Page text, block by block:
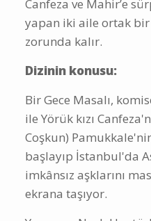
Canfeza ve Mahir’e
yapan iki aile ortak
zorunda kalır.
Dizinin konusu:
Bir Gece Masalı,
ile Yörük kızı
Coşkun)
başlayıp İstanbul'da
imkânsız aşklarını
ekrana taşıyor.